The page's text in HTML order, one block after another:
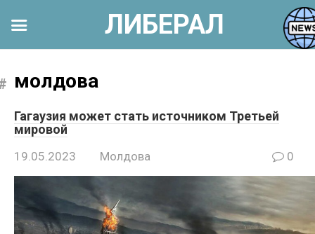
к
контенту
молдова
Гагаузия может стать источником Третьей
мировой
19.05.2023 Молдова 0
ЛИБЕРАЛ